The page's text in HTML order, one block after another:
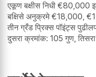
एकूण बक्षीस निधी €80,000
बक्षिसे अनुक्रमे €18,000,
तीन ग्रँड प्रिक्स पॉइंट्स
दुसरा क्रमांक: 105 गुण,